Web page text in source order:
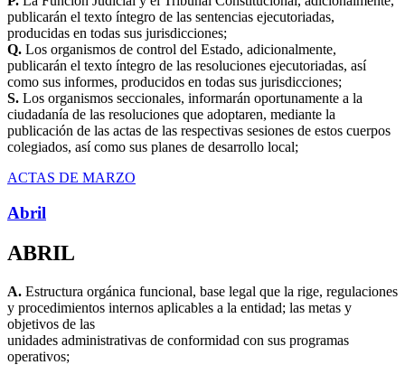
publicarán el texto íntegro de las sentencias ejecutoriadas,
producidas en todas sus jurisdicciones;
Q. Los organismos de control del Estado, adicionalmente,
publicarán el texto íntegro de las resoluciones ejecutoriadas, así
como sus informes, producidos en todas sus jurisdicciones;
S. Los organismos seccionales, informarán oportunamente a la
ciudadanía de las resoluciones que adoptaren, mediante la
publicación de las actas de las respectivas sesiones de estos cuerpos
colegiados, así como sus planes de desarrollo local;
ACTAS DE MARZO
Abril
ABRIL
A. Estructura orgánica funcional, base legal que la rige, regulaciones
y procedimientos internos aplicables a la entidad; las metas y
objetivos de las
unidades administrativas de conformidad con sus programas
operativos;